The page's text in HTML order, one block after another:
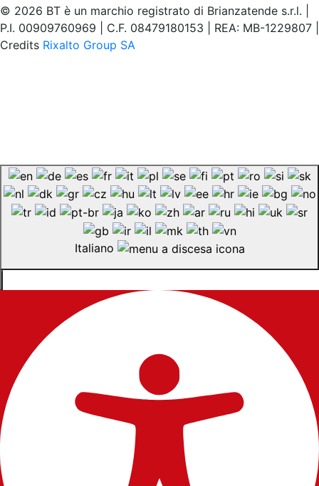
© 2026 BT è un marchio registrato di Brianzatende s.r.l. |
P.I. 00909760969 | C.F. 08479180153 | REA: MB-1229807 |
Credits Rixalto Group SA
Italiano